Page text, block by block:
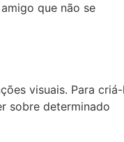
que não se
visuais. Para
sobre determinado